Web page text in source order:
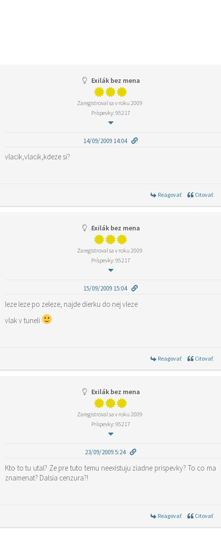
Exilák bez mena
Zaregistroval sa v roku 2009
Príspevky: 95217
14/09/2009 14:04
vlacik,vlacik,kdeze si?
Reagovať Citovať
Exilák bez mena
Zaregistroval sa v roku 2009
Príspevky: 95217
15/09/2009 15:04
leze leze po zeleze, najde dierku do nej vleze
vlak v tuneli
Reagovať Citovať
Exilák bez mena
Zaregistroval sa v roku 2009
Príspevky: 95217
23/09/2009 5:24
Kto to tu utal? Ze pre tuto temu neexistuju ziadne prispevky? To co ma
znamenat? Dalsia cenzura?!
Reagovať Citovať